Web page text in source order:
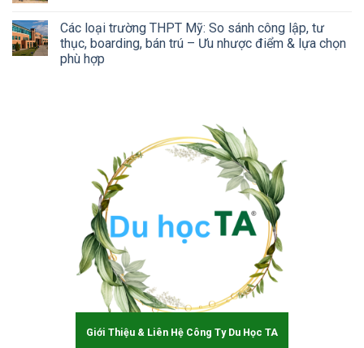
Các loại trường THPT Mỹ: So sánh công lập, tư
thục, boarding, bán trú – Ưu nhược điểm & lựa chọn
phù hợp
Giới Thiệu & Liên Hệ Công Ty Du Học TA